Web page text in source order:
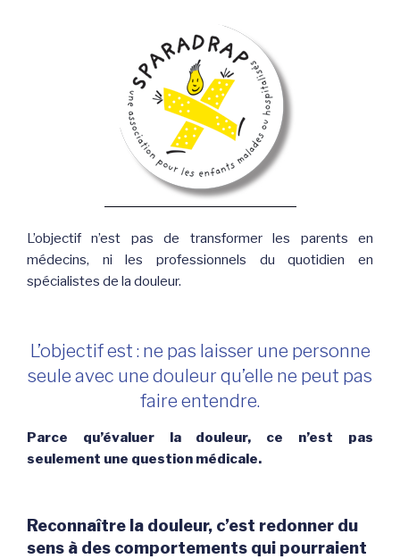
L’objectif n’est pas de transformer les parents en
médecins, ni les professionnels du quotidien en
spécialistes de la douleur.
L’objectif est : ne pas laisser une personne
seule avec une douleur qu’elle ne peut pas
faire entendre.
Parce qu’évaluer la douleur, ce n’est pas
seulement une question médicale.
Reconnaître la douleur, c’est redonner du
sens à des comportements qui pourraient